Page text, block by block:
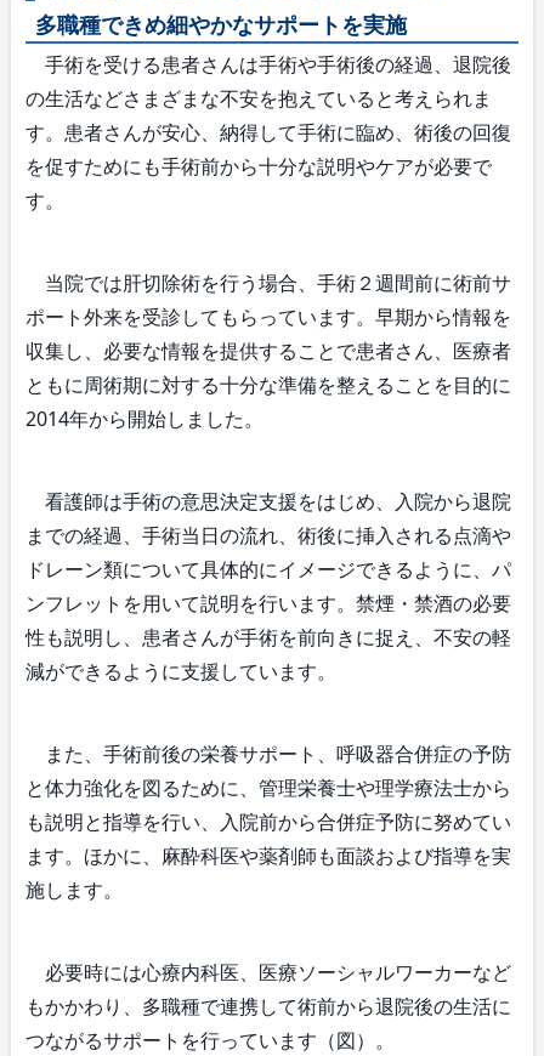
多職種できめ細やかなサポートを実施
手術を受ける患者さんは手術や手術後の経過、退院後
の生活などさまざまな不安を抱えていると考えられま
す。患者さんが安心、納得して手術に臨め、術後の回復
を促すためにも手術前から十分な説明やケアが必要で
す。
当院では肝切除術を行う場合、手術２週間前に術前サ
ポート外来を受診してもらっています。早期から情報を
収集し、必要な情報を提供することで患者さん、医療者
ともに周術期に対する十分な準備を整えることを目的に
2014年から開始しました。
看護師は手術の意思決定支援をはじめ、入院から退院
までの経過、手術当日の流れ、術後に挿入される点滴や
ドレーン類について具体的にイメージできるように、パ
ンフレットを用いて説明を行います。禁煙・禁酒の必要
性も説明し、患者さんが手術を前向きに捉え、不安の軽
減ができるように支援しています。
また、手術前後の栄養サポート、呼吸器合併症の予防
と体力強化を図るために、管理栄養士や理学療法士から
も説明と指導を行い、入院前から合併症予防に努めてい
ます。ほかに、麻酔科医や薬剤師も面談および指導を実
施します。
必要時には心療内科医、医療ソーシャルワーカーなど
もかかわり、多職種で連携して術前から退院後の生活に
つながるサポートを行っています（図）。